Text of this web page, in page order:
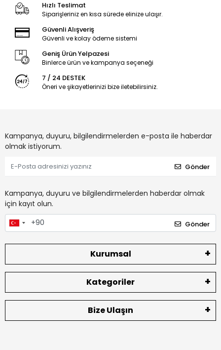
Hızlı Teslimat
Siparişleriniz en kısa sürede elinize ulaşır.
Güvenli Alışveriş
Güvenli ve kolay ödeme sistemi
Geniş Ürün Yelpazesi
Binlerce ürün ve kampanya seçeneği
7 / 24 DESTEK
Öneri ve şikayetlerinizi bize iletebilirsiniz.
Kampanya, duyuru, bilgilendirmelerden e-posta ile haberdar
olmak istiyorum.
Gönder
Kampanya, duyuru ve bilgilendirmelerden haberdar olmak
için kayıt olun.
Gönder
Kurumsal
Kategoriler
Bize Ulaşın